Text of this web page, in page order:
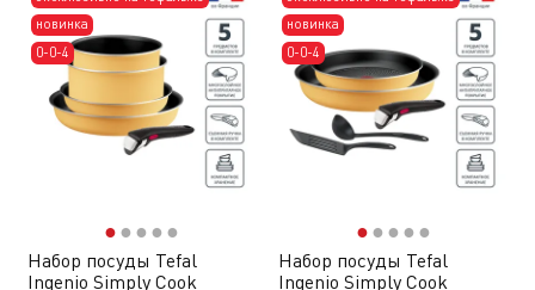
новинка
0-0-4
●● ● ● ●
Набор посуды Tefal
Ingenio Simply Cook
новинка
0-0-4
●● ● ● ●
Набор посуды Tefal
Ingenio Simply Cook